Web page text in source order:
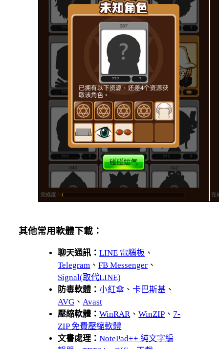
其他常用軟體下載：
聊天通訊：LINE 電腦板 、
Telegram 、FB Messenger 、
Signal(取代LINE)
防毒軟體：小紅傘 、卡巴斯基 、
AVG 、 Avast
壓縮軟體：WinRAR 、WinZIP 、 7-
ZIP 免費壓縮軟體
文書處理：NotePad++ 純文字編